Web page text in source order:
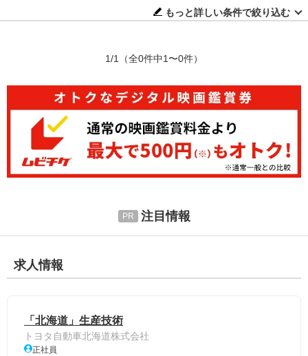
もっと詳しい条件で絞り込む
1/1 （全0件中1〜0件）
注目情報
求人情報
「北海道」生産技術
トヨタ自動車北海道株式会社
正社員